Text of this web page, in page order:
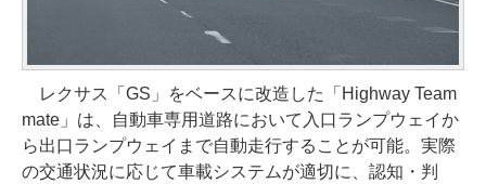
レクサス「GS」をベースに改造した「Highway Team
mate」は、自動車専用道路において入口ランプウェイか
ら出口ランプウェイまで自動走行することが可能。実際
の交通状況に応じて車載システムが適切に、認知・判